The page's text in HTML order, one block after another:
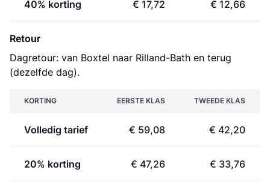
40% korting € 17,72 € 12,66
Retour
Dagretour: van Boxtel naar Rilland-Bath en terug
(dezelfde dag).
KORTING EERSTE KLAS TWEEDE KLAS
Volledig tarief € 59,08 € 42,20
20% korting € 47,26 € 33,76